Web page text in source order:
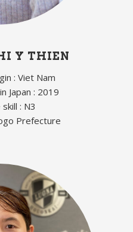
Y THIEN
: Viet Nam
Japan : 2019
skill : N3
Prefecture